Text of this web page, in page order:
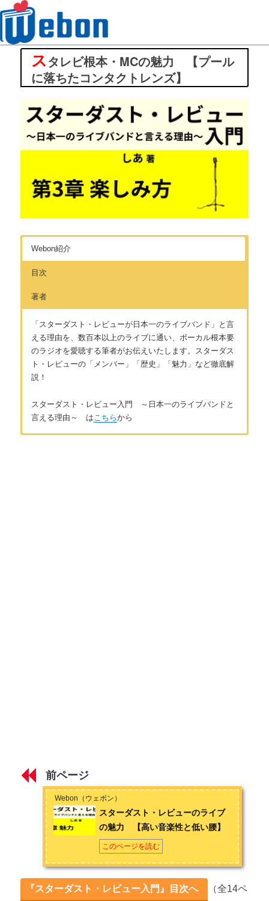
Webon（ウェボン）
スタレビ根本・MCの魅力 【プール
に落ちたコンタクトレンズ】
Webon紹介
目次
著者
「スターダスト・レビューが日本一のライブバンド」と言
える理由を、数百本以上のライブに通い、ボーカル根本要
のラジオを愛聴する筆者がお伝えいたします。スターダス
ト・レビューの「メンバー」「歴史」「魅力」など徹底解
説！
スターダスト・レビュー入門 ～日本一のライブバンドと
言える理由～ はこちらから
スターダスト・レビューおすすめアルバム 【37年間の作品か
ら厳選】
第3章 スターダスト・レビューの楽しみ方
スタレビの楽しみ方① 【根本要のギター】
スタレビの楽しみ方② 【他アーティストとのコラボ】
前ページ
Webon（ウェボン）
スターダスト・レビューのライブ
の魅力 【高い音楽性と低い腰】
このページを読む
『スターダスト・レビュー入門』目次へ （全14ペ